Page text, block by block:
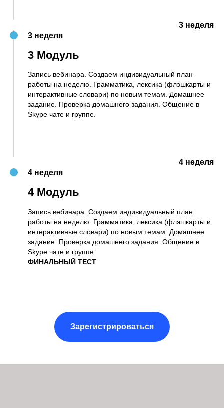
3 неделя
3 неделя
3 Модуль
Запись вебинара. Создаем индивидуальный план
работы на неделю. Грамматика, лексика (флэшкарты и
интерактивные словари) по новым темам. Домашнее
задание. Проверка домашнего задания. Общение в
Skype чате и группе.
4 неделя
4 неделя
4 Модуль
Запись вебинара. Создаем индивидуальный план
работы на неделю. Грамматика, лексика (флэшкарты и
интерактивные словари) по новым темам. Домашнее
задание. Проверка домашнего задания. Общение в
Skype чате и группе.
ФИНАЛЬНЫЙ ТЕСТ
Зарегистрироваться